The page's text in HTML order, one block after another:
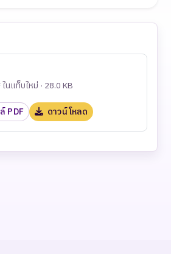
นแท็บใหม่ · 28.0 KB
PDF ดาวน์โหลด